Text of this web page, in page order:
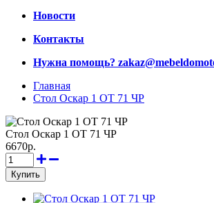
Новости
Контакты
Нужна помощь?
Главная
Стол Оскар 1 ОТ 71 ЧР
Стол Оскар 1 ОТ 71 ЧР
6670р.